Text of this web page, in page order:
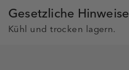
Gesetzliche Hinweise
Kühl und trocken lagern.